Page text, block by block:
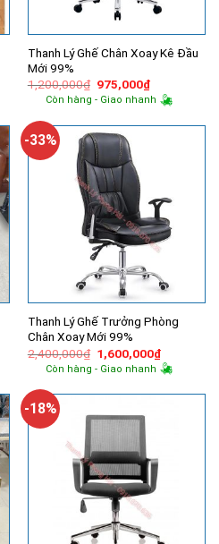
Thanh Lý Ghế Chân Xoay Kê Đầu
Mới 99%
1,200,000₫ Giá
gốc
là:
975,000₫Giá
hiện
tại
975,000₫.
Còn hàng - Giao nhanh
-33%
Thanh Lý Ghế Trưởng Phòng
Chân Xoay Mới 99%
2,400,000₫ Giá
gốc
là:
1,600,000₫Giá
hiện
tại
Còn hàng - Giao nhanh
-18%